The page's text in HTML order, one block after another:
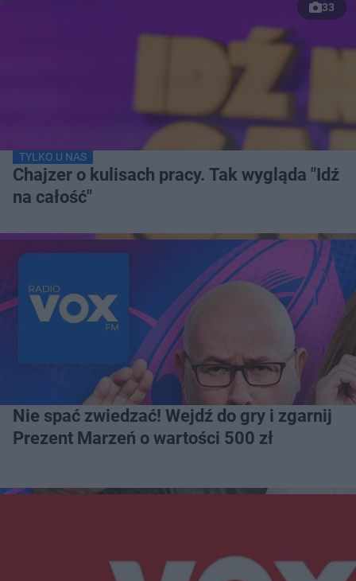
33
TYLKO U NAS
Chajzer o kulisach pracy. Tak wygląda "Idź
na całość"
Nie spać zwiedzać! Wejdź do gry i zgarnij
Prezent Marzeń o wartości 500 zł